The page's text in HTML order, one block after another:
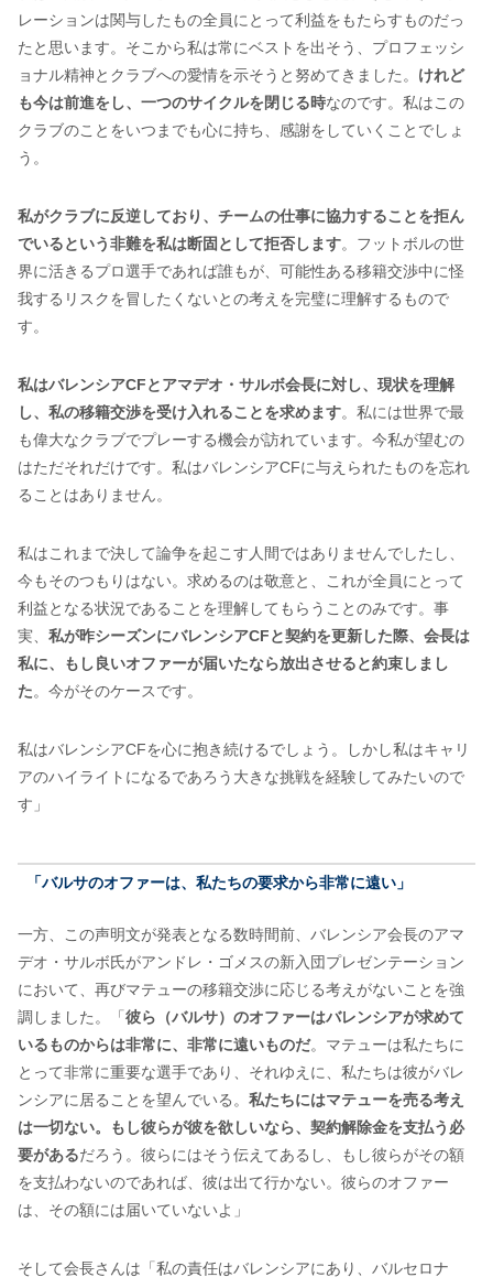
レーションは関与したもの全員にとって利益をもたらすものだっ
たと思います。そこから私は常にベストを出そう、プロフェッシ
ョナル精神とクラブへの愛情を示そうと努めてきました。 けれど
も今は前進をし、一つのサイクルを閉じる時なのです。私はこの
クラブのことをいつまでも心に持ち、感謝をしていくことでしょ
う。
私がクラブに反逆しており、チームの仕事に協力することを拒ん
でいるという非難を私は断固として拒否します。フットボルの世
界に活きるプロ選手であれば誰もが、可能性ある移籍交渉中に怪
我するリスクを冒したくないとの考えを完璧に理解するもので
す。
私はバレンシアCFとアマデオ・サルボ会長に対し、現状を理解
し、私の移籍交渉を受け入れることを求めます。私には世界で最
も偉大なクラブでプレーする機会が訪れています。今私が望むの
はただそれだけです。私はバレンシアCFに与えられたものを忘れ
ることはありません。
私はこれまで決して論争を起こす人間ではありませんでしたし、
今もそのつもりはない。求めるのは敬意と、これが全員にとって
利益となる状況であることを理解してもらうことのみです。事
実、 私が昨シーズンにバレンシアCFと契約を更新した際、会長は
私に、もし良いオファーが届いたなら放出させると約束しまし
た。今がそのケースです。
私はバレンシアCFを心に抱き続けるでしょう。しかし私はキャリ
アのハイライトになるであろう大きな挑戦を経験してみたいので
す」
「バルサのオファーは、私たちの要求から非常に遠い」
一方、この声明文が発表となる数時間前、バレンシア会長のアマ
デオ・サルボ氏がアンドレ・ゴメスの新入団プレゼンテーション
において、再びマテューの移籍交渉に応じる考えがないことを強
調しました。「 彼ら（バルサ）のオファーはバレンシアが求めて
いるものからは非常に、非常に遠いものだ。マテューは私たちに
とって非常に重要な選手であり、それゆえに、私たちは彼がバレ
ンシアに居ることを望んでいる。 私たちにはマテューを売る考え
は一切ない。もし彼らが彼を欲しいなら、契約解除金を支払う必
要があるだろう。彼らにはそう伝えてあるし、もし彼らがその額
を支払わないのであれば、彼は出て行かない。彼らのオファー
は、その額には届いていないよ」
そして会長さんは「私の責任はバレンシアにあり、バルセロナ